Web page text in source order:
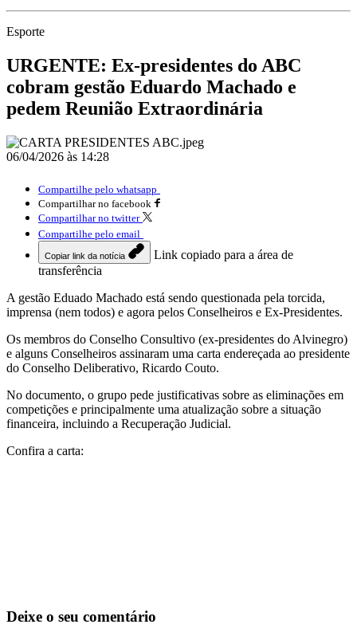
Esporte
URGENTE: Ex-presidentes do ABC
cobram gestão Eduardo Machado e
pedem Reunião Extraordinária
06/04/2026 às 14:28
Compartilhe pelo whatsapp
Compartilhar no facebook
Compartilhar no twitter
Compartilhe pelo email
Copiar link da notícia
Link copiado para a área de
transferência
A gestão Eduado Machado está sendo questionada pela torcida,
imprensa (nem todos) e agora pelos Conselheiros e Ex-Presidentes.
Os membros do Conselho Consultivo (ex-presidentes do Alvinegro)
e alguns Conselheiros assinaram uma carta endereçada ao presidente
do Conselho Deliberativo, Ricardo Couto.
No documento, o grupo pede justificativas sobre as eliminações em
competições e principalmente uma atualização sobre a situação
financeira, incluindo a Recuperação Judicial.
Confira a carta:
Deixe o seu comentário